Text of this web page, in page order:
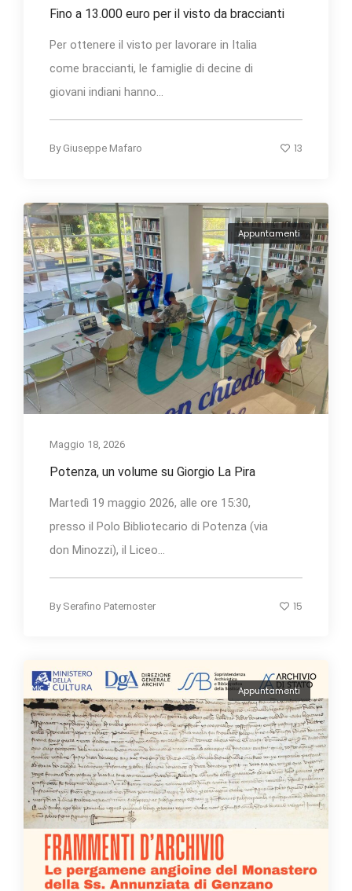
Fino a 13.000 euro per il visto da braccianti
Per ottenere il visto per lavorare in Italia
come braccianti, le famiglie di decine di
giovani indiani hanno...
By Giuseppe Mafaro 13
Appuntamenti
Maggio 18, 2026
Potenza, un volume su Giorgio La Pira
Martedì 19 maggio 2026, alle ore 15:30,
presso il Polo Bibliotecario di Potenza (via
don Minozzi), il Liceo...
By Serafino Paternoster 15
Appuntamenti